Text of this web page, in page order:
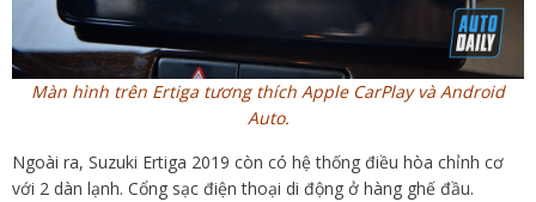
Màn hình trên Ertiga tương thích Apple CarPlay và Android
Auto.
Ngoài ra, Suzuki Ertiga 2019 còn có hệ thống điều hòa chỉnh cơ
với 2 dàn lạnh. Cổng sạc điện thoại di động ở hàng ghế đầu.